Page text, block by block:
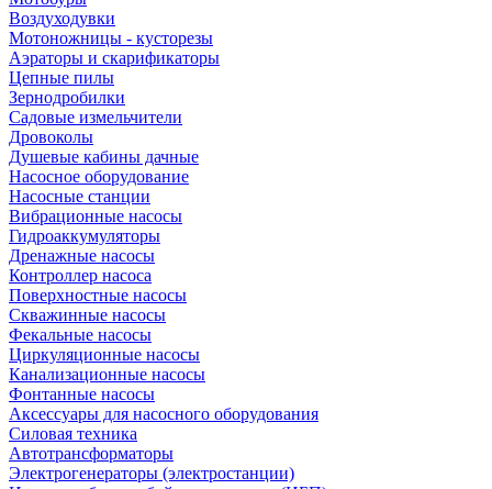
Воздуходувки
Мотоножницы - кусторезы
Аэраторы и скарификаторы
Цепные пилы
Зернодробилки
Садовые измельчители
Дровоколы
Душевые кабины дачные
Насосное оборудование
Насосные станции
Вибрационные насосы
Гидроаккумуляторы
Дренажные насосы
Контроллер насоса
Поверхностные насосы
Скважинные насосы
Фекальные насосы
Циркуляционные насосы
Канализационные насосы
Фонтанные насосы
Аксессуары для насосного оборудования
Силовая техника
Автотрансформаторы
Электрогенераторы (электростанции)